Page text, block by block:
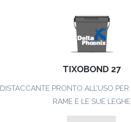
TIXOBOND 27
DISTACCANTE PRONTO ALL’USO
RAME E LE SUE LEGHE